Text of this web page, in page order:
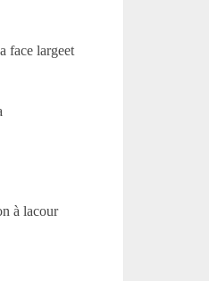
face largeet
à lacour